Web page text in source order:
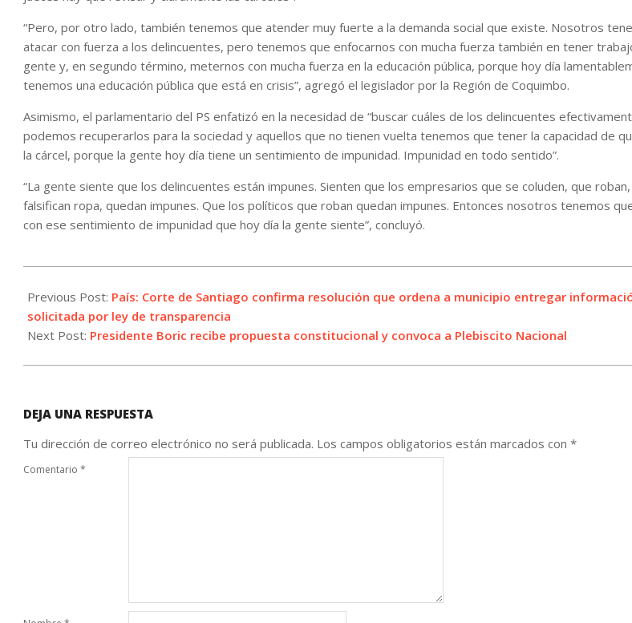
“Pero, por otro lado, también tenemos que atender muy fuerte a la demanda social que existe. Nosotros
atacar con fuerza a los delincuentes, pero tenemos que enfocarnos con mucha fuerza también en tener
gente y, en segundo término, meternos con mucha fuerza en la educación pública, porque hoy día
tenemos una educación pública que está en crisis”, agregó el legislador por la Región de Coquimbo.
Asimismo, el parlamentario del PS enfatizó en la necesidad de “buscar cuáles de los delincuentes
podemos recuperarlos para la sociedad y aquellos que no tienen vuelta tenemos que tener la capacidad de
la cárcel, porque la gente hoy día tiene un sentimiento de impunidad. Impunidad en todo sentido”.
“La gente siente que los delincuentes están impunes. Sienten que los empresarios que se coluden, que
falsifican ropa, quedan impunes. Que los políticos que roban quedan impunes. Entonces nosotros tenemos
con ese sentimiento de impunidad que hoy día la gente siente”, concluyó.
11-
07
Previous Post: País: Corte de Santiago confirma resolución que ordena a municipio entregar
solicitada por ley de transparencia
Next Post: Presidente Boric recibe propuesta constitucional y convoca a Plebiscito Nacional
DEJA UNA RESPUESTA
Tu dirección de correo electrónico no será publicada. Los campos obligatorios están marcados con *
Comentario *